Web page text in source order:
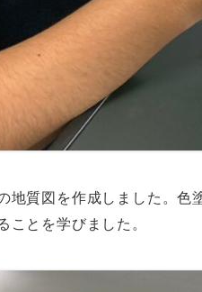
地質図を作成しました。色
ことを学びました。